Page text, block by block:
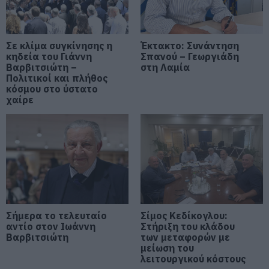
τη Σαντορίνη από τη θάλασσα
05.08.2026 | 19:00
Κρίσιμες ώρες για άνδρα που
τραυματίστηκε σε τροχαίο στην
Εύβοια
05.08.2026 | 18:40
Τρόμος σε πτήση της Air India: Το
αεροσκάφος έχασε απότομα ύψος
– 17 τραυματίες
05.08.2026 | 18:20
Μεγάλη προσοχή στην Εύβοια:
Νέα τηλεφωνική απάτη
05.08.2026 | 18:00
Μύκονος: Έψαχναν τσάντα και
Rolex αξίας 75.000 ευρώ – Η
Σε κλίμα συγκίνησης η
κηδεία του Γιάννη
Βαρβιτσιώτη –
Πολιτικοί και πλήθος
κόσμου στο ύστατο
χαίρε
Έκτακτο: Συνάντηση
Σπανού – Γεωργιάδη
στη Λαμία
Σήμερα το τελευταίο
αντίο στον Ιωάννη
Βαρβιτσιώτη
Σίμος Κεδίκογλου:
Στήριξη του κλάδου
των μεταφορών με
μείωση του
λειτουργικού κόστους